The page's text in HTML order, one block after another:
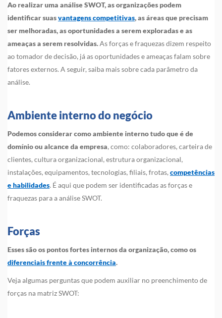
Ao realizar uma análise SWOT, as organizações podem
identificar suasvantagens competitivas, as áreas que precisam
ser melhoradas, as oportunidades a serem exploradas e as
ameaças a serem resolvidas.As forças e fraquezas dizem respeito
ao tomador de decisão, já as oportunidades e ameaças falam sobre
fatores externos. A seguir, saiba mais sobre cada parâmetro da
análise.
Ambiente interno do negócio
Podemos considerar como ambiente interno tudo que é de
domínio ou alcance da empresa, como: colaboradores, carteira de
clientes, cultura organizacional, estrutura organizacional,
instalações, equipamentos, tecnologias, filiais, frotas, competências
e habilidades. É aqui que podem ser identificadas as forças e
fraquezas para a análise SWOT.
Forças
Esses são os pontos fortes internos da organização, como os
diferenciais frente à concorrência.
Veja algumas perguntas que podem auxiliar no preenchimento de
forças na matriz SWOT: